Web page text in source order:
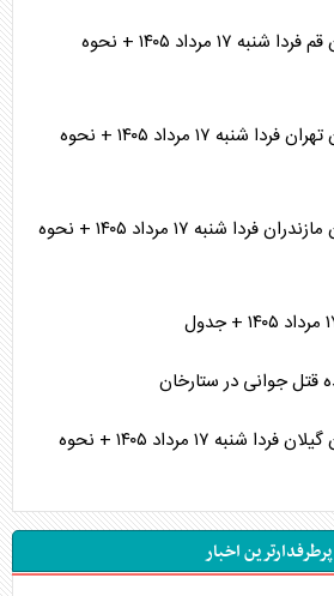
جدول قطعی برق استان قم فردا شنبه ۱۷ مرداد ۱۴۰۵ + نحوه
جدول قطعی برق استان تهران فردا شنبه ۱۷ مرداد ۱۴۰۵ + نحوه
جدول قطعی برق استان مازندران فردا شنبه ۱۷ مرداد ۱۴۰۵ + نحوه
جدول قطعی برق استان گیلان فردا شنبه ۱۷ مرداد ۱۴۰۵ + نحوه
پرطرفدارترین اخبار